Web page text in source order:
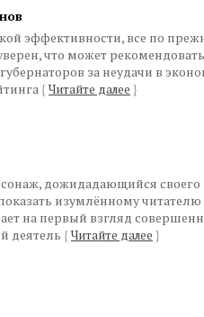
эффективности, все по
что может
за неудачи в
{ Читайте далее }
дожидадающийся своего
изумлённому читателю
на первый взгляд
деятель { Читайте далее }